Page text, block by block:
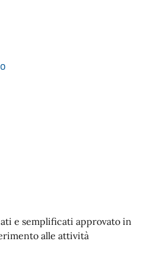
e semplificati approvato in
alle attività